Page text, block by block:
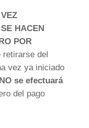
HACEN
POR
retirarse del
vez ya iniciado
NOse efectuará
del pago